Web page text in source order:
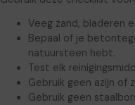
Veeg zand, bladeren
Bepaal of je
natuursteen hebt.
Test elk
Gebruik geen azijn of
Gebruik geen